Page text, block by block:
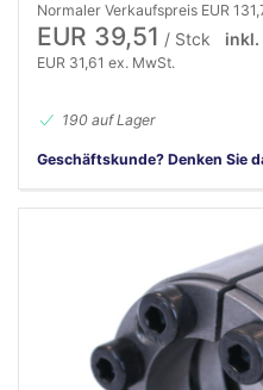
Normaler Verkaufspreis EUR
EUR 39,51 / Stck inkl.
EUR 31,61 ex. MwSt.
190 auf Lager
Geschäftskunde? Denken Sie